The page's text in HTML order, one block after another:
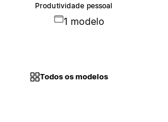
Produtividade pessoal
1 modelo
Todos os modelos